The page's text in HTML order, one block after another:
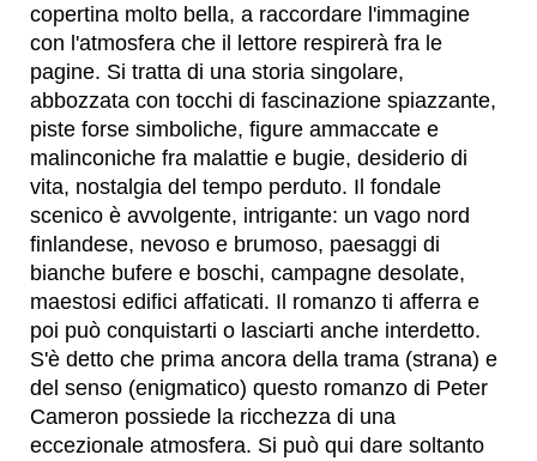
copertina molto bella, a raccordare l'immagine
con l'atmosfera che il lettore respirerà fra le
pagine. Si tratta di una storia singolare,
abbozzata con tocchi di fascinazione spiazzante,
piste forse simboliche, figure ammaccate e
malinconiche fra malattie e bugie, desiderio di
vita, nostalgia del tempo perduto. Il fondale
scenico è avvolgente, intrigante: un vago nord
finlandese, nevoso e brumoso, paesaggi di
bianche bufere e boschi, campagne desolate,
maestosi edifici affaticati. Il romanzo ti afferra e
poi può conquistarti o lasciarti anche interdetto.
S'è detto che prima ancora della trama (strana) e
del senso (enigmatico) questo romanzo di Peter
Cameron possiede la ricchezza di una
eccezionale atmosfera. Si può qui dare soltanto